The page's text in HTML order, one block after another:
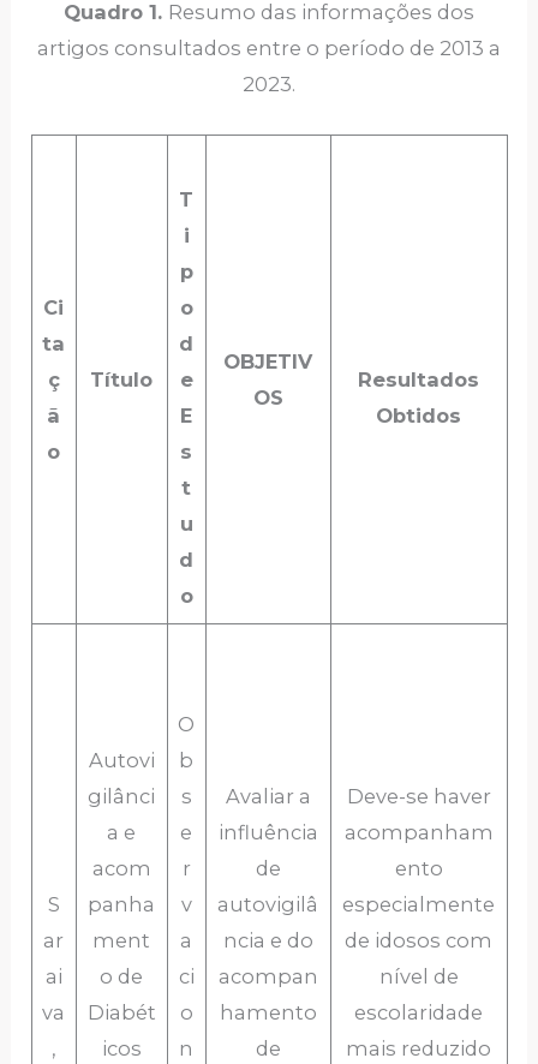
Quadro 1. Resumo das informações dos
artigos consultados entre o período de 2013 a
2023.
Ci
ta
ç
ã
o
Título
T
i
p
o
d
e
E
s
t
u
d
o
OBJETIV
OS
Resultados
Obtidos
S
ar
ai
va
,
Autovi
gilânci
a e
acom
panha
ment
o de
Diabét
icos
O
b
s
e
r
v
a
ci
o
n
Avaliar a
influência
de
autovigilâ
ncia e do
acompan
hamento
de
Deve-se haver
acompanham
ento
especialmente
de idosos com
nível de
escolaridade
mais reduzido